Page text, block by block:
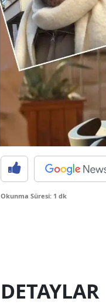
Okunma Süresi: 1 dk
DETAYLAR